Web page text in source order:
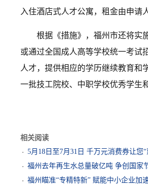
入住酒店式人才公寓，租金由申请
根据《措施》，福州市还将实
或通过全国成人高等学校统一考试
人才，提供相应的学历继续教育和
一批技工院校、中职学校优秀学生
相关阅读
5月18日至7月31日 千万元消费券让您“
福州去年再生水总量破亿吨 争创国家
福州瞄准“专精特新” 赋能中小企业加